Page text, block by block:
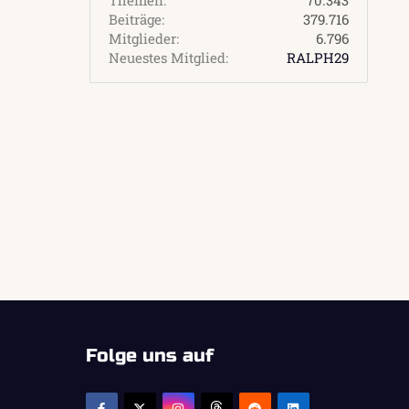
Beiträge
379.716
Mitglieder
6.796
Neuestes Mitglied
RALPH29
Folge uns auf